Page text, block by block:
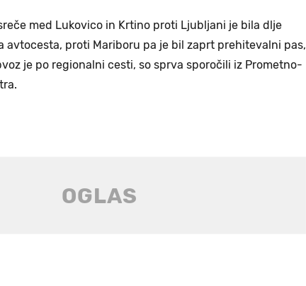
med Lukovico in Krtino proti Ljubljani je bila dlje
avtocesta, proti Mariboru pa je bil zaprt prehitevalni pas,
je po regionalni cesti, so sprva sporočili iz Prometno-